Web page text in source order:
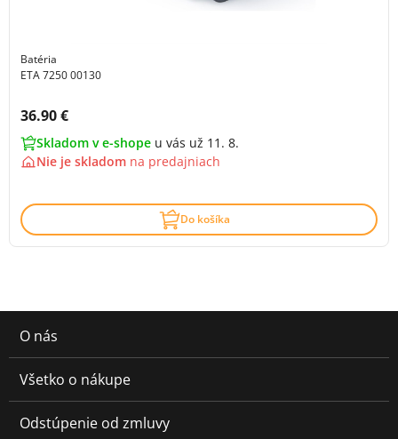
Batéria
ETA 7250 00130
Cena s DPH:
36.90 €
Skladom v e-shope u vás už 11. 8.
Nie je skladom na predajniach
Do košíka
O nás
Všetko o nákupe
Odstúpenie od zmluvy